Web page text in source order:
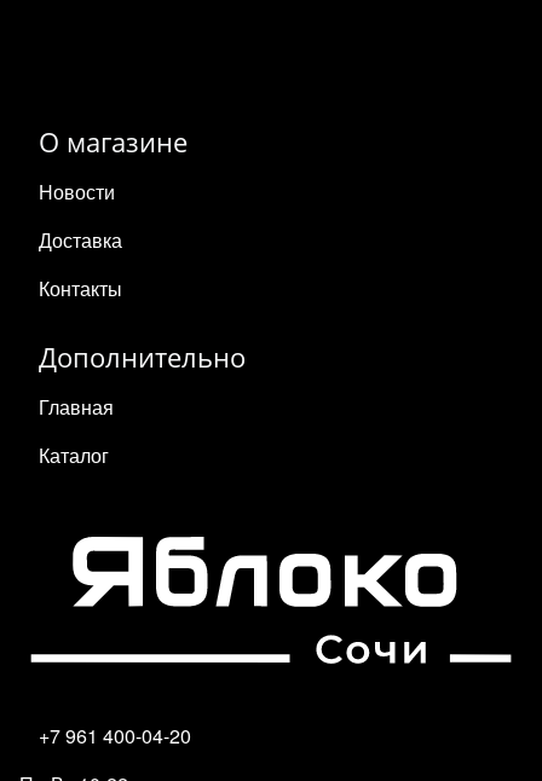
О магазине
Новости
Доставка
Контакты
Дополнительно
Главная
Каталог
+7 961 400-04-20